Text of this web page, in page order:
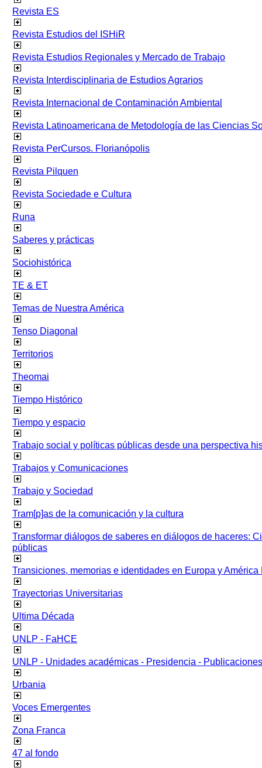
Revista ES
Revista Estudios del ISHiR
Revista Estudios Regionales y Mercado de Trabajo
Revista Interdisciplinaria de Estudios Agrarios
Revista Internacional de Contaminación Ambiental
Revista Latinoamericana de Metodología de las Ciencias
Revista PerCursos. Florianópolis
Revista Pilquen
Revista Sociedade e Cultura
Runa
Saberes y prácticas
Sociohistórica
TE & ET
Temas de Nuestra América
Tenso Diagonal
Territorios
Theomai
Tiempo Histórico
Tiempo y espacio
Trabajo social y políticas públicas desde una perspectiva
Trabajos y Comunicaciones
Trabajo y Sociedad
Tram[p]as de la comunicación y la cultura
Transformar diálogos de saberes en diálogos de haceres:
públicas
Transiciones, memorias e identidades en Europa y América
Trayectorias Universitarias
Ultima Década
UNLP - FaHCE
UNLP - Unidades académicas - Presidencia - Publicaciones
Urbania
Voces Emergentes
Zona Franca
47 al fondo